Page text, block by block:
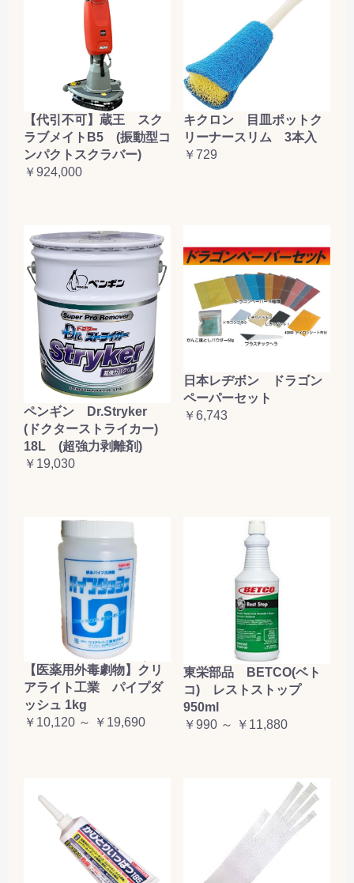
【代引不可】蔵王 スク
ラブメイトB5 (振動型コ
ンパクトスクラバー)
￥924,000
キクロン 目皿ポットク
リーナースリム 3本入
￥729
ペンギン Dr.Stryker
(ドクターストライカー)
18L (超強力剥離剤)
￥19,030
日本レヂボン ドラゴン
ペーパーセット
￥6,743
【医薬用外毒劇物】クリ
アライト工業 パイプダ
ッシュ 1kg
￥10,120 ～ ￥19,690
東栄部品 BETCO(ベト
コ) レストストップ
950ml
￥990 ～ ￥11,880